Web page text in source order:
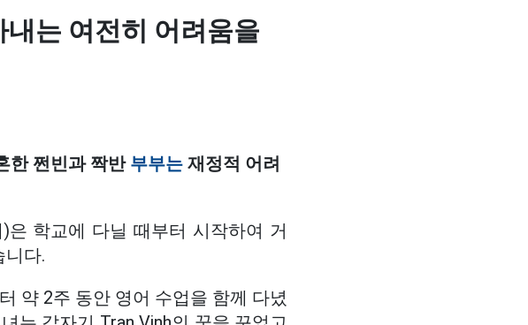
는 여전히 어려움을
한 쩐빈과 짝반 부부는 재정적 어려
학교에 다닐 때부터 시작하여 거
니다.
약 2주 동안 영어 수업을 함께 다녔